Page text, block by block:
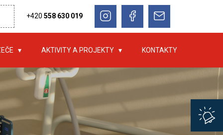
+420 558 630 019
AKTIVITY A PROJEKTY KONTAKTY